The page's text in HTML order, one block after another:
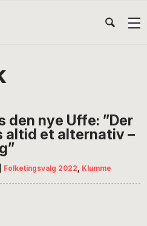
den nye Uffe: ”Der
altid et alternativ –
Folketingsvalg 2022, Klumme